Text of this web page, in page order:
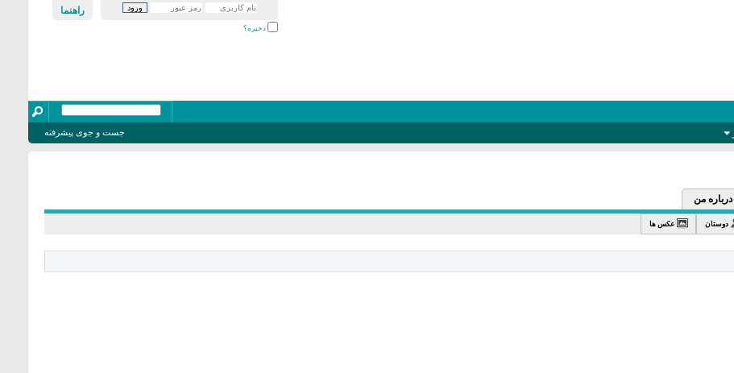
راهنما
ذخیره؟
جست و جوی پیشرفته
درباره من
دوستان عکس ها